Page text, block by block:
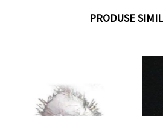
PRODUSE